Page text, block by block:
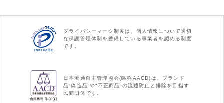
プライバシーマーク制度は、個人情報について適切
な保護管理体制を整備している事業者を認める制度
です。
日本流通自主管理協会(略称AACD)は、ブランド
品“偽造品”や“不正商品”の流通防止と排除を目指す
民間団体です。